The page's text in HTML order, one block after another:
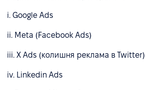
i. Google Ads
ii. Meta (Facebook Ads)
iii. X Ads (колишня реклама в Twitter)
iv. Linkedin Ads